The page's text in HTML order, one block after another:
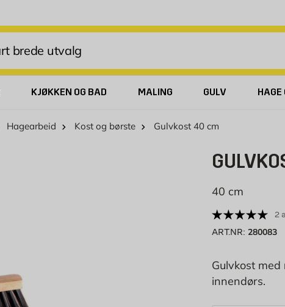
KJØKKEN OG BAD MALING GULV HAGE
Hagearbeid Kost og børste Gulvkost 40 cm
40 cm
2
ART.NR: 280083
Gulvkost
innendørs.